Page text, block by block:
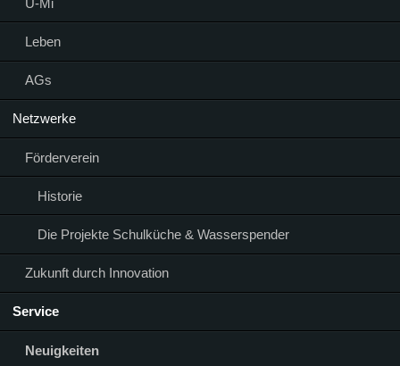
Leben
AGs
Netzwerke
Förderverein
Historie
Die Projekte Schulküche & Wasserspender
Zukunft durch Innovation
Service
Neuigkeiten